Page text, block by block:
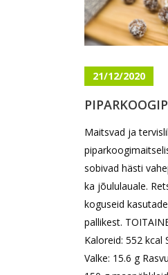
21/12/2020
Maitsvad ja
sobivad hästi
ka jõululauale.
koguseid
pallikest.
Kaloreid: 552 kcal
Valke: 15.6 g